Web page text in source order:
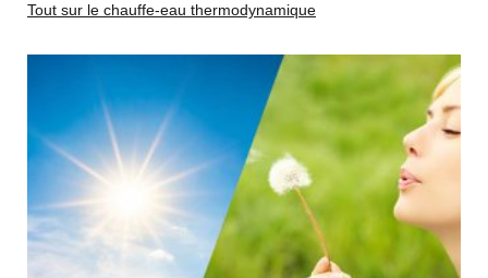
Tout sur le chauffe-eau thermodynamique